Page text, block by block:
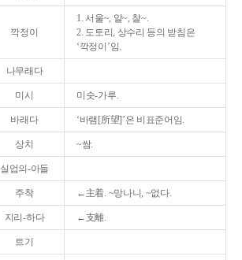
깍정이
1. 서울~, 알~, 찰~.
2. 도토리, 상수리 등의 받침은
‘깍정이’임.
나무래다
미시 미숫-가루.
바래다 ‘바램[所望]’은 비표준어임.
상치 ~쌈.
실업의-아들
주착 ←主着. ~망나니, ~없다.
지리-하다 ←支離.
트기